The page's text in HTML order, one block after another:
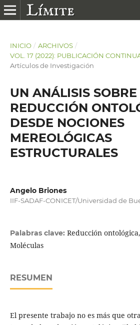
INICIO / ARCHIVOS /
VOL. 17 (2022): PUBLICACIÓN
Artículos de Investigación
UN ANÁLISIS
REDUCCIÓN
DESDE NOCIONES
MEREOLÓGICAS
ESTRUCTURALES
Angelo Briones
IIF-SADAF-CONICET/Universidad de
Palabras clave: Reducción
Moléculas
RESUMEN
El presente trabajo no es más que